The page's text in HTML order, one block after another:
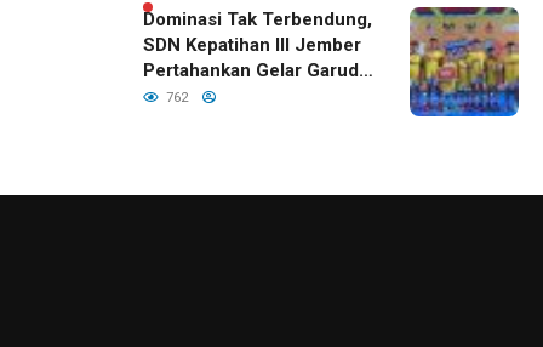
Dominasi Tak Terbendung,
SDN Kepatihan III Jember
Pertahankan Gelar Garuda
Cup 2026
762